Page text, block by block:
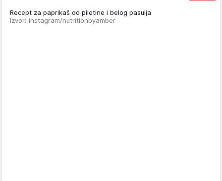
Recept za paprikaš od piletine i belog pasulja
Izvor: instagram/nutritionbyamber